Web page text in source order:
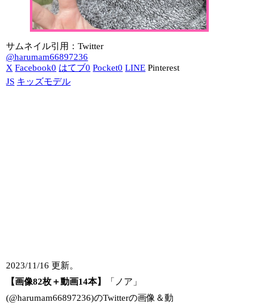
サムネイル引用：Twitter
@harumam66897236
X Facebook0 はてブ0 Pocket0 LINE Pinterest
JS キッズモデル
2023/11/16 更新。
【画像82枚＋動画14本】
「ノア」
(@harumam66897236)のTwitterの画像＆動